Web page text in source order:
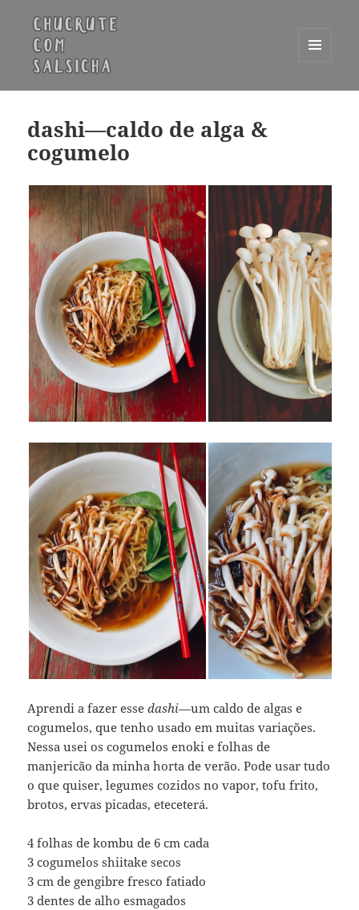
WIDGETS
dashi—caldo de alga &
cogumelo
Aprendi a fazer essedashi—um caldo de algas e
cogumelos, que tenho usado em muitas variações.
Nessa usei os cogumelos enoki e folhas de
manjericão da minha horta de verão. Pode usar tudo
o que quiser, legumes cozidos no vapor, tofu frito,
brotos, ervas picadas, eteceterá.
4 folhas de kombu de 6 cm cada
3 cogumelos shiitake secos
3 cm de gengibre fresco fatiado
3 dentes de alho esmagados